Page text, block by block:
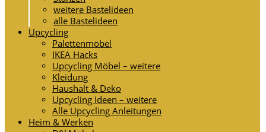
weitere Bastelideen
alle Bastelideen
Upcycling
Palettenmöbel
IKEA Hacks
Upcycling Möbel – weitere
Kleidung
Haushalt & Deko
Upcycling Ideen – weitere
Alle Upcycling Anleitungen
Heim & Werken